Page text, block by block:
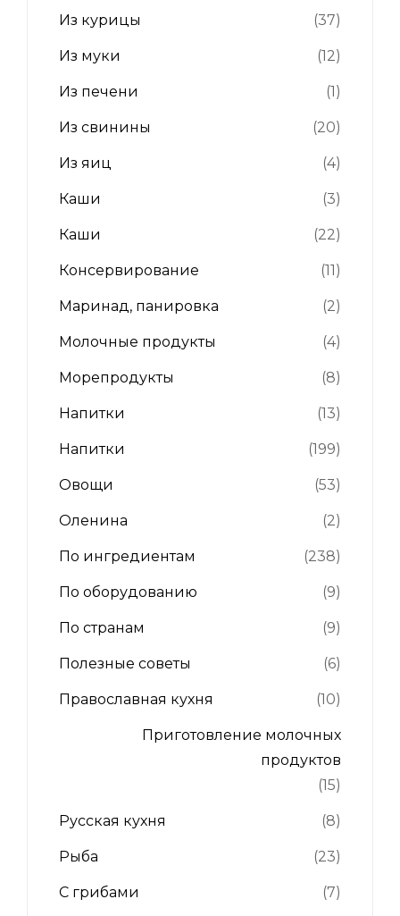
Из курицы (37)
Из муки (12)
Из печени (1)
Из свинины (20)
Из яиц (4)
Каши (3)
Каши (22)
Консервирование (11)
Маринад, панировка (2)
Молочные продукты (4)
Морепродукты (8)
Напитки (13)
Напитки (199)
Овощи (53)
Оленина (2)
По ингредиентам (238)
По оборудованию (9)
По странам (9)
Полезные советы (6)
Православная кухня (10)
Приготовление молочных
продуктов
(15)
Русская кухня (8)
Рыба (23)
С грибами (7)